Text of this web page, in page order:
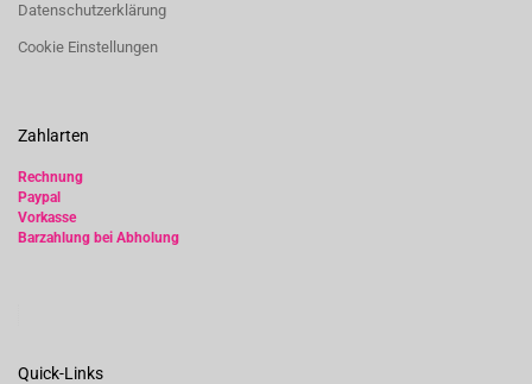
Datenschutzerklärung
Cookie Einstellungen
Zahlarten
Rechnung
Paypal
Vorkasse
Barzahlung bei Abholung
Quick-Links